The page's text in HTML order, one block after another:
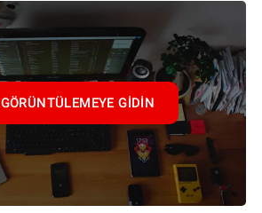
GÖRÜNTÜLEMEYE GIDIN